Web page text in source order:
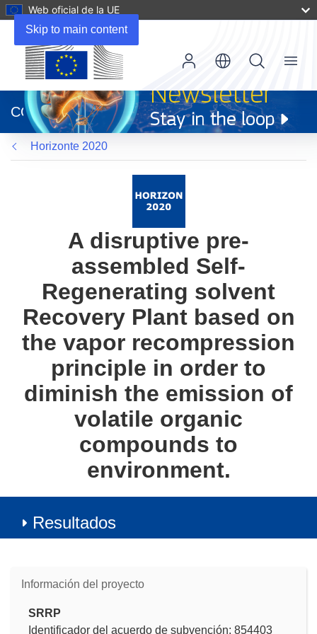
Skip to main content
Web oficial de la UE
abrirá
en
una
nueva
ventana)
CORDIS
Menu
Horizonte 2020
A disruptive pre-
assembled Self-
Regenerating solvent
Recovery Plant based on
the vapor recompression
principle in order to
diminish the emission of
volatile organic
compounds to
environment.
Resultados
Información del proyecto
SRRP
Identificador del acuerdo de subvención: 854403